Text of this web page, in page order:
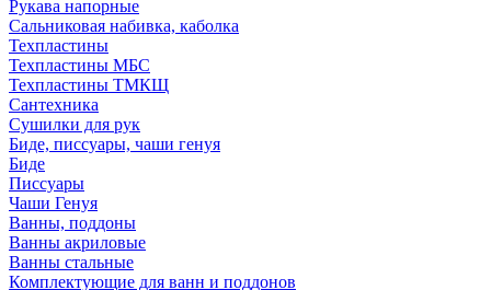
Рукава напорные
Сальниковая набивка, каболка
Техпластины
Техпластины МБС
Техпластины ТМКЩ
Сантехника
Сушилки для рук
Биде, писсуары, чаши генуя
Биде
Писсуары
Чаши Генуя
Ванны, поддоны
Ванны акриловые
Ванны стальные
Комплектующие для ванн и поддонов